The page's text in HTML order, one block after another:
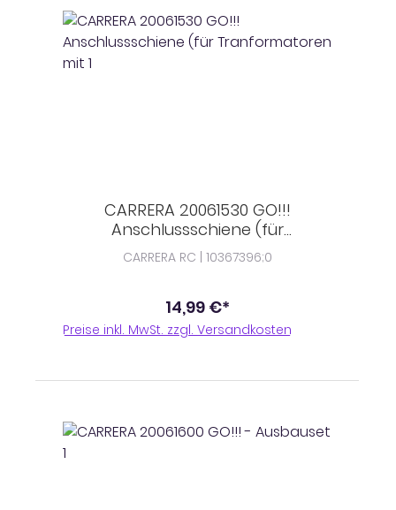
CARRERA 20061530 GO!!!
Anschlussschiene (für
Tranformatoren mit 1
CARRERA RC | 10367396;0
14,99 €*
Preise inkl. MwSt. zzgl. Versandkosten